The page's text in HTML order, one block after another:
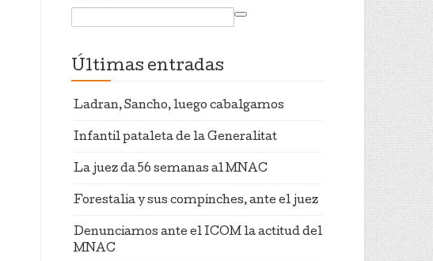
Últimas entradas
Ladran, Sancho, luego cabalgamos
Infantil pataleta de la Generalitat
La juez da 56 semanas al MNAC
Forestalia y sus compinches, ante el juez
Denunciamos ante el ICOM la actitud del
MNAC